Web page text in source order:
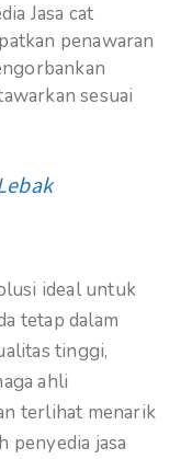
Jasa cat
penawaran
sesuai
ideal untuk
tetap dalam
tinggi,
ahli
terlihat menarik
penyedia jasa